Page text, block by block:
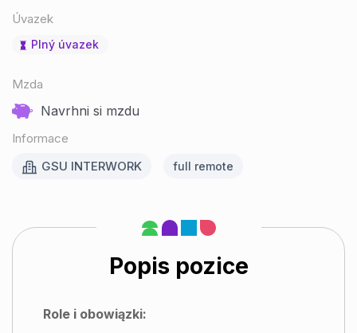
Úvazek
Plný úvazek
Mzda
Navrhni si mzdu
Informace
GSU INTERWORK
full remote
Popis pozice
Role i obowiązki: